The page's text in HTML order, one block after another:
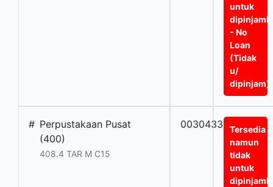
untuk
- No
Loan
(Tidak
u/
dipinjam)
# Perpustakaan Pusat
(400)
408.4 TAR M C15
0030433BTTersedia
namun
tidak
untuk